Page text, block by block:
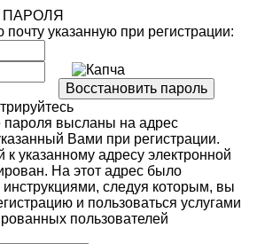
почту указанную при регистрации:
пароля высланы на адрес
Вами при регистрации.
к указанному адресу электронной
На этот адрес было
следуя которым, вы
и пользоваться услугами
пользователей